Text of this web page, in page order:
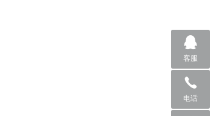
客服
电话